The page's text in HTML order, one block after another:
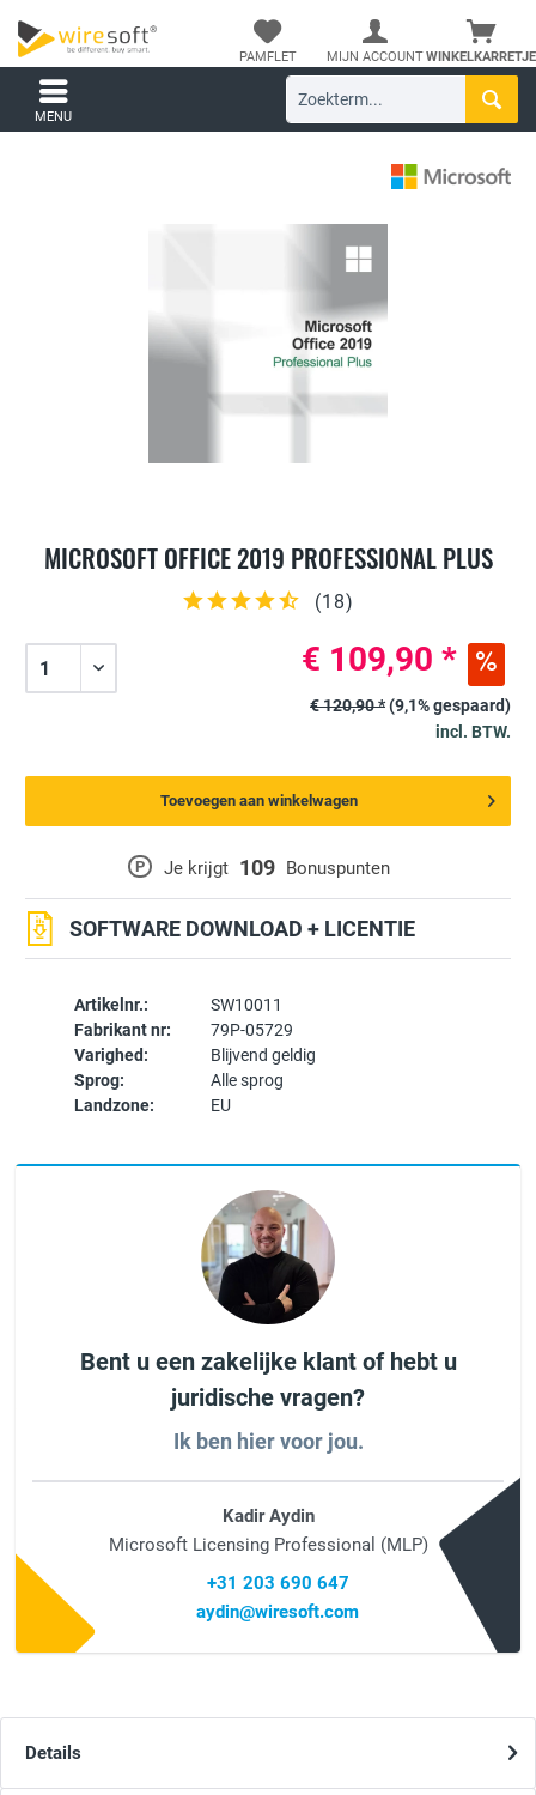
WINKELKARRETJE
PAMFLET MIJN ACCOUNT
MENU
MICROSOFT OFFICE 2019 PROFESSIONAL PLUS
(18)
Artikelnr.:
SW10011
Fabrikant nr:
79P-05729
Varighed:
Blijvend geldig
Sprog:
Alle sprog
Landzone:
EU
P Je krijgt 109 Bonuspunten
SOFTWARE DOWNLOAD + LICENTIE
€ 109,90 *
€ 120,90 *(9,1% gespaard)
incl. BTW.
Toevoegen aan winkelwagen
Bent u een zakelijke klant of hebt u
juridische vragen?
Ik ben hier voor jou.
Kadir Aydin
Microsoft Licensing Professional (MLP)
+31 203 690 647
aydin@wiresoft.com
Details